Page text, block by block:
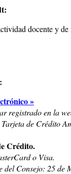
docente y
»
registrado en la
de Crédito
Crédito.
o Visa.
del Consejo: 25 de